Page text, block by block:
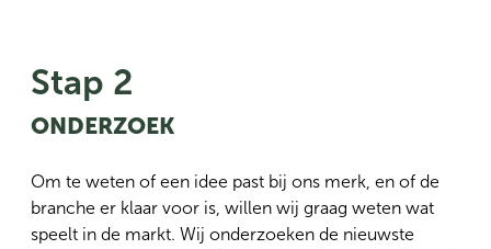
Stap 2
ONDERZOEK
Om te weten of een idee past bij ons merk, en of de
branche er klaar voor is, willen wij graag weten wat
speelt in de markt. Wij onderzoeken de nieuwste